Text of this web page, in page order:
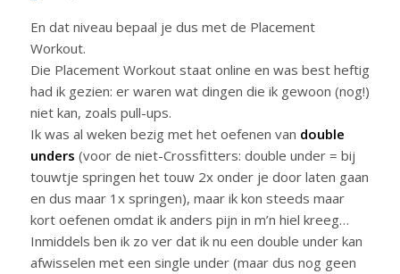
En dat niveau bepaal je dus met de Placement
Workout.
Die Placement Workout staat online en was best heftig
had ik gezien: er waren wat dingen die ik gewoon (nog!)
niet kan, zoals pull-ups.
Ik was al weken bezig met het oefenen van double
unders (voor de niet-Crossfitters: double under = bij
touwtje springen het touw 2x onder je door laten gaan
en dus maar 1x springen), maar ik kon steeds maar
kort oefenen omdat ik anders pijn in m’n hiel kreeg…
Inmiddels ben ik zo ver dat ik nu een double under kan
afwisselen met een single under (maar dus nog geen